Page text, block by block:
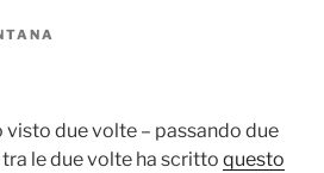
visto due volte – passando due
le due volte ha scritto questo